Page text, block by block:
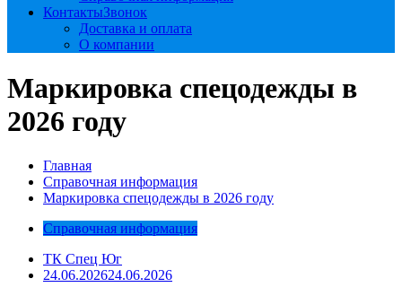
КонтактыЗвонок
Доставка и оплата
О компании
Маркировка спецодежды в
2026 году
Главная
Справочная информация
Маркировка спецодежды в 2026 году
Справочная информация
ТК Спец Юг
24.06.202624.06.2026